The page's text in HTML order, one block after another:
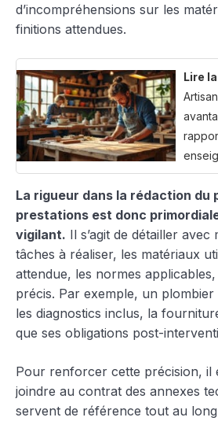
d’incompréhensions sur les
finitions attendues.
Lire
La rigueur dans la rédaction du
prestations est donc
vigilant. Il s’agit de détailler avec
tâches à réaliser, les matériaux
attendue, les normes applicables,
précis. Par exemple, un plombier
les diagnostics inclus, la
que ses obligations post-
Pour renforcer cette précision, il
joindre au contrat des annexes
servent de référence tout au